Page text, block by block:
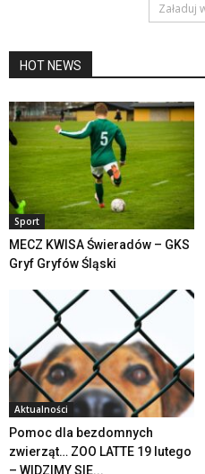
Załaduj
HOT NEWS
Sport
MECZ KWISA Świeradów – GKS
Gryf Gryfów Śląski
Aktualności
Pomoc dla bezdomnych
zwierząt… ZOO LATTE 19 lutego
– WIDZIMY SIE...